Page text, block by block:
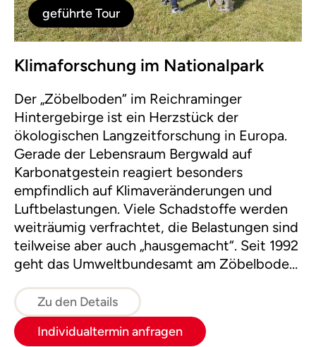
geführte Tour
Klimaforschung im Nationalpark
Der „Zöbelboden“ im Reichraminger
Hintergebirge ist ein Herzstück der
ökologischen Langzeitforschung in Europa.
Gerade der Lebensraum Bergwald auf
Karbonatgestein reagiert besonders
empfindlich auf Klimaveränderungen und
Luftbelastungen. Viele Schadstoffe werden
weiträumig verfrachtet, die Belastungen sind
teilweise aber auch „hausgemacht“. Seit 1992
geht das Umweltbundesamt am Zöbelboden
Wäldern auf den Grund. Die Ergebnisse aus
den Messungen zeigen die Luftgüte im
Nationalpark Kalkalpen, die Wirksamkeit von
Zu den Details
Individualtermin anfragen